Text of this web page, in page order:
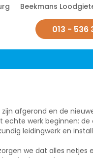
Beekmans
013 - 536
afgerond en de
echte werk beginnen: de
leidingwerk en
we dat alles netjes